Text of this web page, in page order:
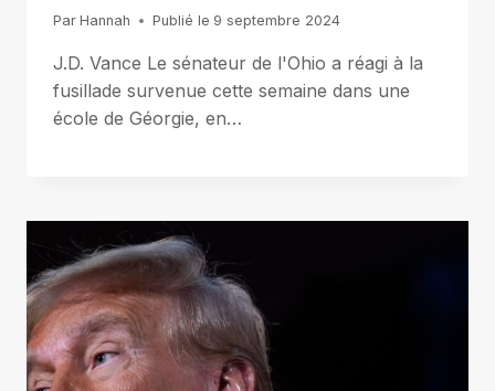
Par Hannah Publié le 9 septembre 2024
J.D. Vance Le sénateur de l'Ohio a réagi à la
fusillade survenue cette semaine dans une
école de Géorgie, en…